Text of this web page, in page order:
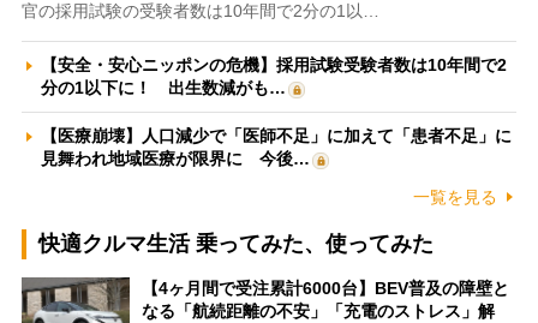
官の採用試験の受験者数は10年間で2分の1以…
【安全・安心ニッポンの危機】採用試験受験者数は10年間で2
分の1以下に！ 出生数減がも…
【医療崩壊】人口減少で「医師不足」に加えて「患者不足」に
見舞われ地域医療が限界に 今後…
一覧を見る
快適クルマ生活 乗ってみた、使ってみた
【4ヶ月間で受注累計6000台】BEV普及の障壁と
なる「航続距離の不安」「充電のストレス」解